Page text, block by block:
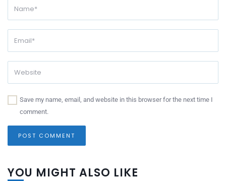
Save my name, email, and website in this browser for the next time I
comment.
YOU MIGHT ALSO LIKE